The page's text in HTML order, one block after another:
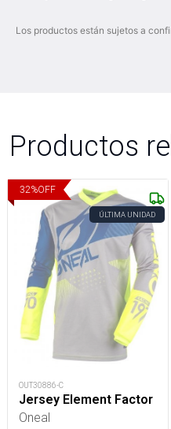
Los productos están sujetos a
Productos
32%OFF
ÚLTIMA UNIDAD
OUT30886-C
Jersey Element Factor
Oneal